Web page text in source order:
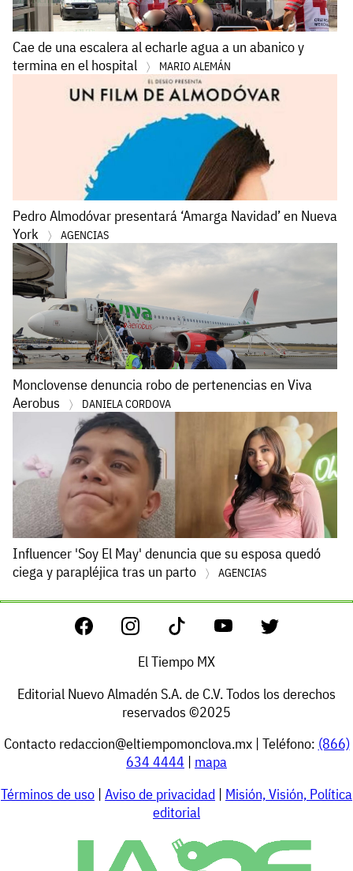
Cae de una escalera al echarle agua a un abanico y
termina en el hospital
MARIO ALEMÁN
Pedro Almodóvar presentará ‘Amarga Navidad’ en Nueva
York
AGENCIAS
Monclovense denuncia robo de pertenencias en Viva
Aerobus
DANIELA CORDOVA
Influencer 'Soy El May' denuncia que su esposa quedó
ciega y parapléjica tras un parto
AGENCIAS
El Tiempo MX
Editorial Nuevo Almadén S.A. de C.V. Todos los derechos
reservados ©2025
Contacto redaccion@eltiempomonclova.mx| Teléfono: (866)
634 4444 | mapa
Términos de uso | Aviso de privacidad | Misión, Visión, Política
editorial